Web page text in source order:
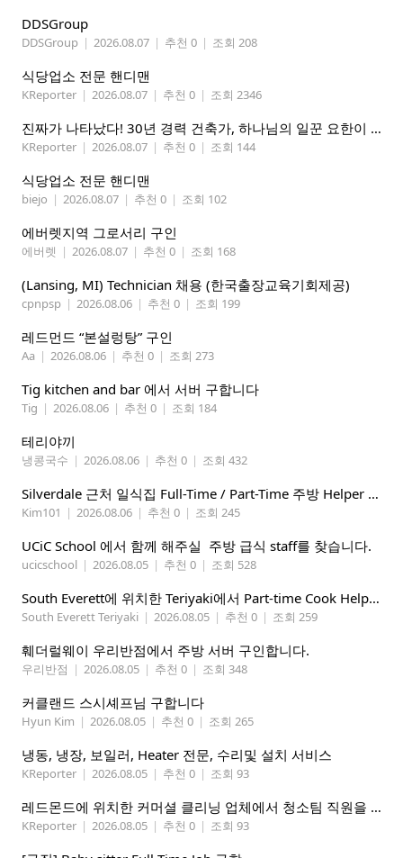
DDSGroup
DDSGroup | 2026.08.07 | 추천 0 | 조회 208
식당업소 전문 핸디맨
KReporter | 2026.08.07 | 추천 0 | 조회 2346
진짜가 나타났다! 30년 경력 건축가, 하나님의 일꾼 요한이 책임 시공합니다.
KReporter | 2026.08.07 | 추천 0 | 조회 144
식당업소 전문 핸디맨
biejo | 2026.08.07 | 추천 0 | 조회 102
에버렛지역 그로서리 구인
에버렛 | 2026.08.07 | 추천 0 | 조회 168
(Lansing, MI) Technician 채용 (한국출장교육기회제공)
cpnpsp | 2026.08.06 | 추천 0 | 조회 199
레드먼드 “본설렁탕” 구인
Aa | 2026.08.06 | 추천 0 | 조회 273
Tig kitchen and bar 에서 서버 구합니다
Tig | 2026.08.06 | 추천 0 | 조회 184
테리야끼
냉콩국수 | 2026.08.06 | 추천 0 | 조회 432
Silverdale 근처 일식집 Full-Time / Part-Time 주방 Helper 구합니다.
Kim101 | 2026.08.06 | 추천 0 | 조회 245
UCiC School 에서 함께 해주실 주방 급식 staff를 찾습니다.
ucicschool | 2026.08.05 | 추천 0 | 조회 528
South Everett에 위치한 Teriyaki에서 Part-time Cook Helper 구합니다. Mon-Sat, 4:00 pm-8:30 pm
South Everett Teriyaki | 2026.08.05 | 추천 0 | 조회 259
훼더럴웨이 우리반점에서 주방 서버 구인합니다.
우리반점 | 2026.08.05 | 추천 0 | 조회 348
커클랜드 스시셰프님 구합니다
Hyun Kim | 2026.08.05 | 추천 0 | 조회 265
냉동, 냉장, 보일러, Heater 전문, 수리및 설치 서비스
KReporter | 2026.08.05 | 추천 0 | 조회 93
레드몬드에 위치한 커머셜 클리닝 업체에서 청소팀 직원을 모집합니다.
KReporter | 2026.08.05 | 추천 0 | 조회 93